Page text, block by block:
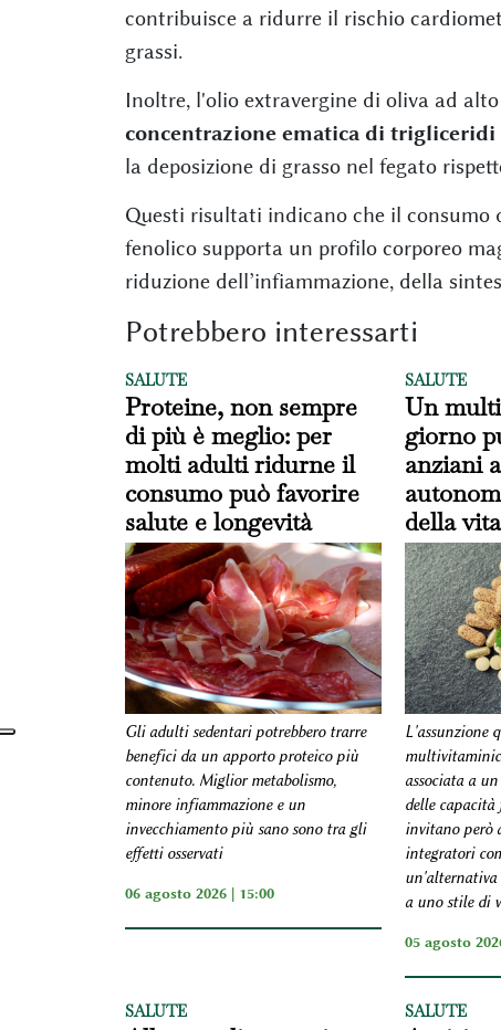
contribuisce a ridurre il rischio
grassi.
Inoltre, l'olio extravergine di oliva ad
concentrazione ematica di trigliceridi
la deposizione di grasso nel fegato
Questi risultati indicano che il
fenolico supporta un profilo corporeo
riduzione dell’infiammazione, della
Potrebbero interessarti
SALUTE
Proteine, non sempre
di più è meglio: per
molti adulti ridurne il
consumo può favorire
salute e longevità
Gli adulti sedentari potrebbero trarre
benefici da un apporto proteico più
contenuto. Miglior metabolismo,
minore infiammazione e un
invecchiamento più sano sono tra gli
effetti osservati
06 agosto 2026 | 15:00
SALUTE
Un
giorno
anziani
della vita
L'assunzione
associata a
delle
invitano però
integratori
un'alternativa
a uno stile di
05 agosto
SALUTE SALUTE